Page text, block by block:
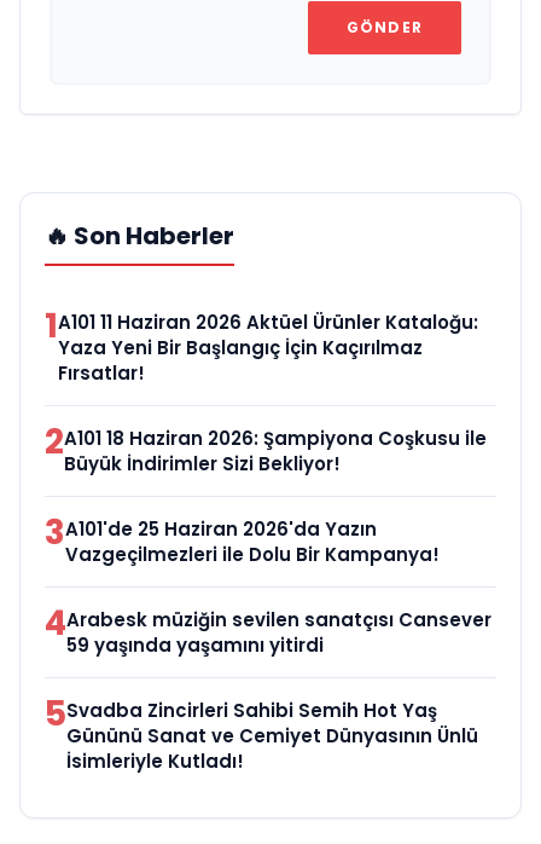
GÖNDER
🔥 Son Haberler
1A101 11 Haziran 2026 Aktüel Ürünler Kataloğu:
Yaza Yeni Bir Başlangıç İçin Kaçırılmaz
Fırsatlar!
2A101 18 Haziran 2026: Şampiyona Coşkusu ile
Büyük İndirimler Sizi Bekliyor!
3A101'de 25 Haziran 2026'da Yazın
Vazgeçilmezleri ile Dolu Bir Kampanya!
4Arabesk müziğin sevilen sanatçısı Cansever
59 yaşında yaşamını yitirdi
5Svadba Zincirleri Sahibi Semih Hot Yaş
Gününü Sanat ve Cemiyet Dünyasının Ünlü
İsimleriyle Kutladı!